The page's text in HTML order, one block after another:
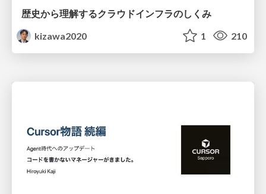
歴史から理解するクラウドインフラのしくみ
kizawa2020
1 210